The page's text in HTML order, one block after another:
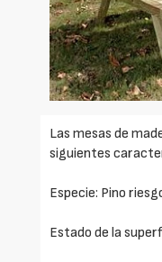
Las mesas de
siguientes
Especie: Pino
Estado de la